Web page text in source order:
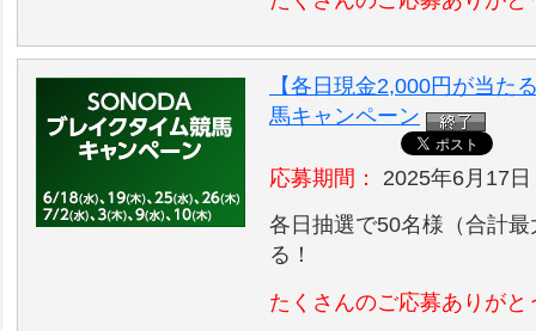
【各日現金2,000円が当た
馬キャンペーン
応募期間：
2025年6月17
各日抽選で50名様（合計
る！
たくさんのご応募ありがと